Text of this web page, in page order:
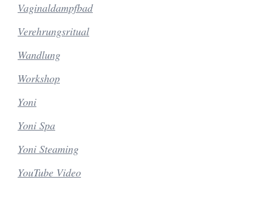
Vaginaldampfbad
Verehrungsritual
Wandlung
Workshop
Yoni
Yoni Spa
Yoni Steaming
YouTube Video